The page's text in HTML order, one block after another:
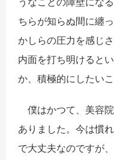
ちらが知らぬ間に纏
かしらの圧力を感じ
内面を打ち明けると
か、積極的にしたい
僕はかつて、美容
ありました。今は慣
で大丈夫なのですが